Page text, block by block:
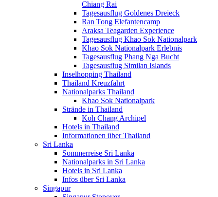
Chiang Rai
Tagesausflug Goldenes Dreieck
Ran Tong Elefantencamp
Araksa Teagarden Experience
Tagesausflug Khao Sok Nationalpark
Khao Sok Nationalpark Erlebnis
Tagesausflug Phang Nga Bucht
Tagesausflug Similan Islands
Inselhopping Thailand
Thailand Kreuzfahrt
Nationalparks Thailand
Khao Sok Nationalpark
Strände in Thailand
Koh Chang Archipel
Hotels in Thailand
Informationen über Thailand
Sri Lanka
Sommerreise Sri Lanka
Nationalparks in Sri Lanka
Hotels in Sri Lanka
Infos über Sri Lanka
Singapur